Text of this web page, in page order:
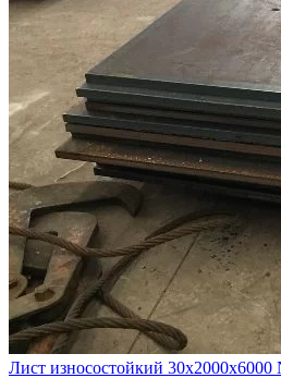
Лист износостойкий 30х2000х6000